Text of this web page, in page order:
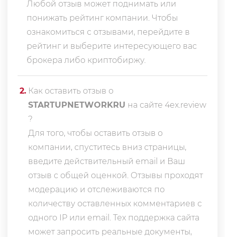
Любой отзыв может поднимать или
понижать рейтинг компании. Чтобы
ознакомиться с отзывами, перейдите в
рейтинг и выберите интересующего вас
брокера либо криптобиржу.
2. Как оставить отзыв о
STARTUPNETWORKRU на сайте 4ex.review
?
Для того, чтобы оставить отзыв о
компании, спуститесь вниз страницы,
введите действительный email и Ваш
отзыв с общей оценкой. Отзывы проходят
модерацию и отслеживаются по
количеству оставленных комментариев с
одного IP или email. Тех поддержка сайта
может запросить реальные документы,